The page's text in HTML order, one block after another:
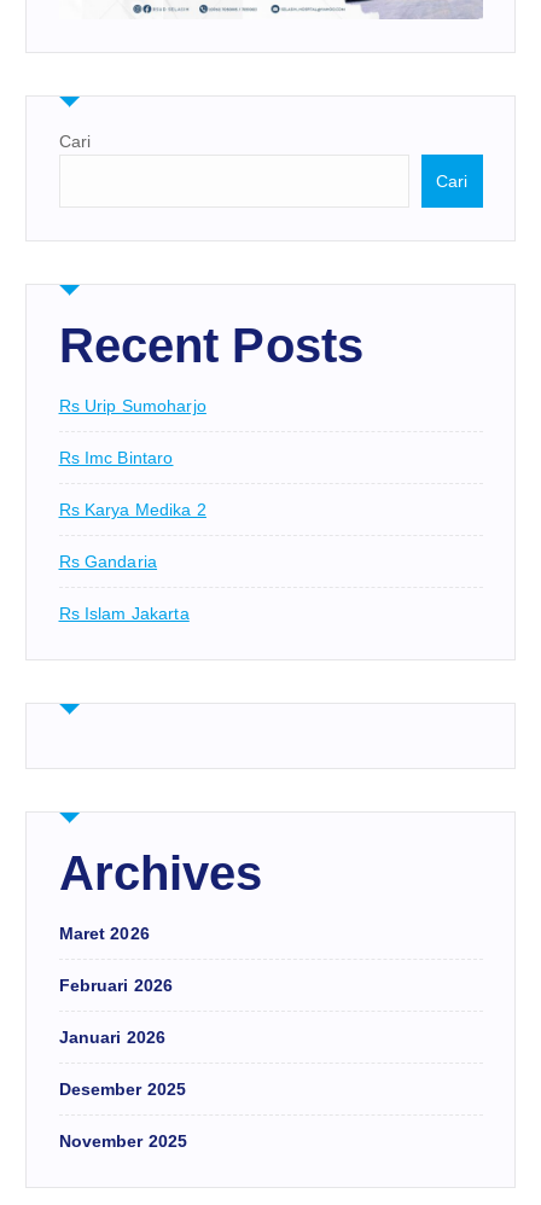
Cari
Cari
Recent Posts
Rs Urip Sumoharjo
Rs Imc Bintaro
Rs Karya Medika 2
Rs Gandaria
Rs Islam Jakarta
Archives
Maret 2026
Februari 2026
Januari 2026
Desember 2025
November 2025